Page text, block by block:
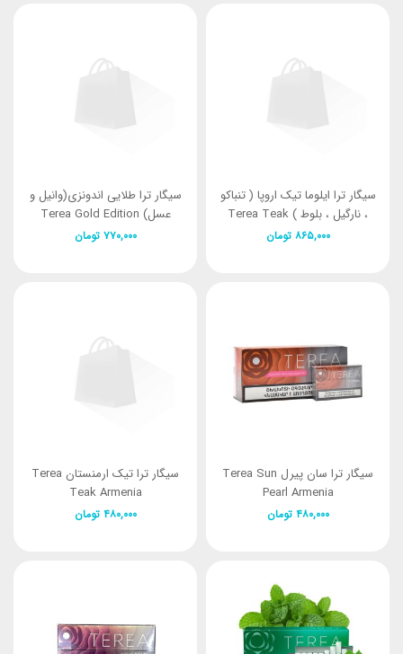
سیگار ترا ایلوما تیک اروپا ( تنباکو
، نارگیل ، بلوط ) Terea Teak
Europeتومان۸۶۵,۰۰۰
سیگار ترا طلایی اندونزی(وانیل و
عسل) Terea Gold Edition
تومان۷۷۰,۰۰۰
سیگار ترا سان پیرل Terea Sun
Pearl Armenia
تومان۴۸۰,۰۰۰
سیگار ترا تیک ارمنستان Terea
Teak Armenia
تومان۴۸۰,۰۰۰